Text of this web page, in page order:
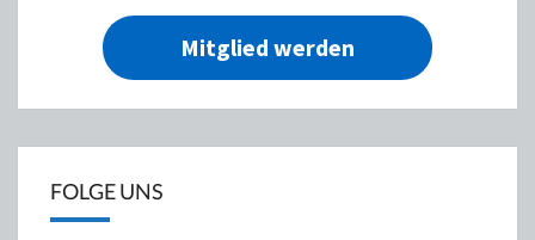
Mitglied werden
FOLGE UNS